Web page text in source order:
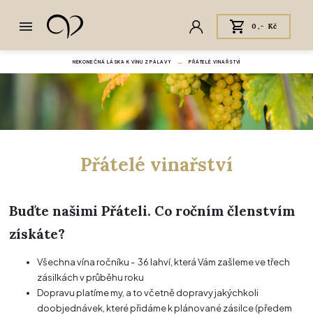
0,- Kč
NEKONEČNÁ LÁSKA K VÍNU Z PÁLAVY PŘÁTELÉ VINAŘSTVÍ
Přátelé vinařství
Buďte našimi Přáteli. Co ročním členstvím
získáte?
Všechna vína ročníku - 36 lahví, která Vám zašleme ve třech
zásilkách v průběhu roku
Dopravu platíme my, a to včetně dopravy jakýchkoli
doobjednávek, které přidáme k plánované zásilce (předem